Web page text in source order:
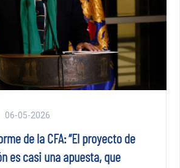
06-05-2026
de la CFA: “El proyecto de
es casi una apuesta, que